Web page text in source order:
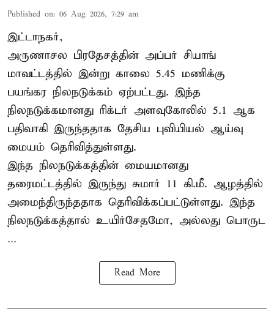
Published on: 06 Aug 2026, 7:29 am
இட்டாநகர்,
அருணாசல பிரதேசத்தின் அப்பர் சியாங்
மாவட்டத்தில் இன்று காலை 5.45 மணிக்கு
பயங்கர நிலநடுக்கம் ஏற்பட்டது. இந்த
நிலநடுக்கமானது ரிக்டர் அளவுகோலில் 5.1 ஆக
பதிவாகி இருந்ததாக தேசிய புவியியல் ஆய்வு
மையம் தெரிவித்துள்ளது.
இந்த நிலநடுக்கத்தின் மையமானது
தரைமட்டத்தில் இருந்து சுமார் 11 கி.மீ. ஆழத்தில்
அமைந்திருந்ததாக தெரிவிக்கப்பட்டுள்ளது. இந்த
நிலநடுக்கத்தால் உயிர்சேதமோ, அல்லது பொருட
...
Read More